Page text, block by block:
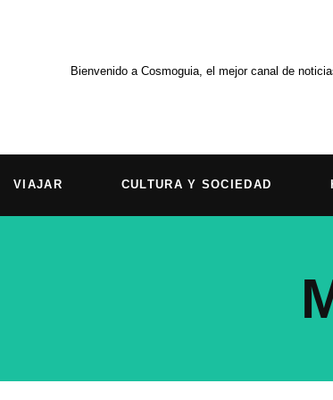
Bienvenido a Cosmoguia, el mejor canal de
VIAJAR CULTURA Y SOCIEDAD